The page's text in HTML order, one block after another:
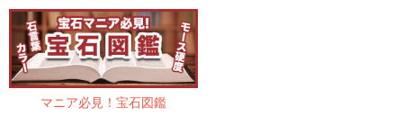
マニア必見！宝石図鑑